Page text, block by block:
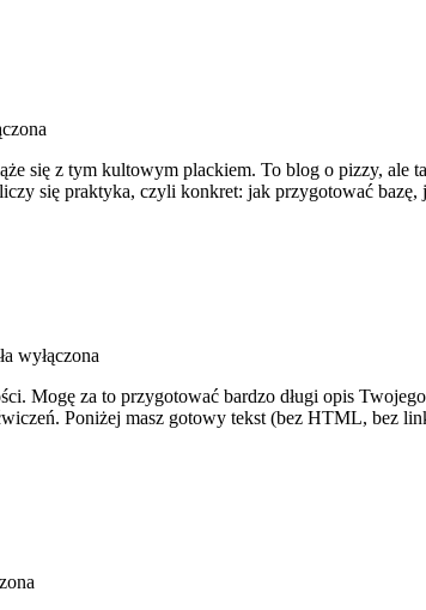
się z tym kultowym plackiem. To blog o pizzy, ale
się praktyka, czyli konkret: jak przygotować
wyłączona
Mogę za to przygotować bardzo długi opis
Poniżej masz gotowy tekst (bez HTML, bez